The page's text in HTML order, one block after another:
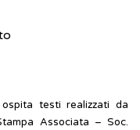
testi realizzati da
Associata – Soc.